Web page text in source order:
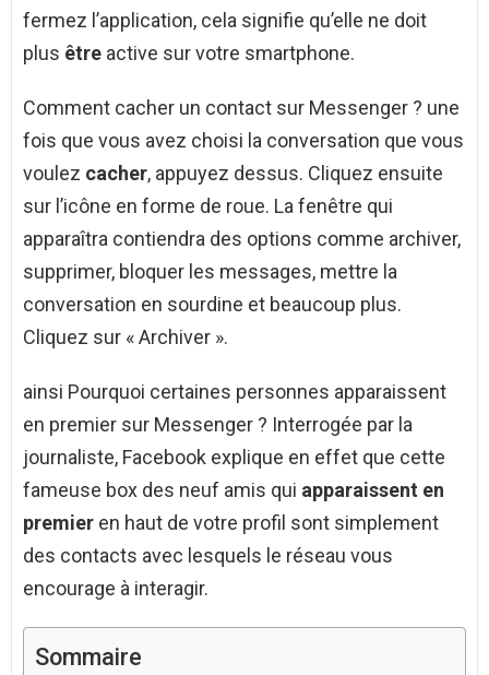
fermez l’application, cela signifie qu’elle ne doit
plus être active sur votre smartphone.
Comment cacher un contact sur Messenger ? une
fois que vous avez choisi la conversation que vous
voulez cacher, appuyez dessus. Cliquez ensuite
sur l’icône en forme de roue. La fenêtre qui
apparaîtra contiendra des options comme archiver,
supprimer, bloquer les messages, mettre la
conversation en sourdine et beaucoup plus.
Cliquez sur « Archiver ».
ainsi Pourquoi certaines personnes apparaissent
en premier sur Messenger ? Interrogée par la
journaliste, Facebook explique en effet que cette
fameuse box des neuf amis qui apparaissent en
premier en haut de votre profil sont simplement
des contacts avec lesquels le réseau vous
encourage à interagir.
Sommaire